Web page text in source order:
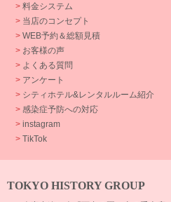
> 料金システム
> 当店のコンセプト
> WEB予約＆総額見積
> お客様の声
> よくある質問
> アンケート
> シティホテル&レンタルルーム紹介
> 感染症予防への対応
> instagram
> TikTok
TOKYO HISTORY GROUP